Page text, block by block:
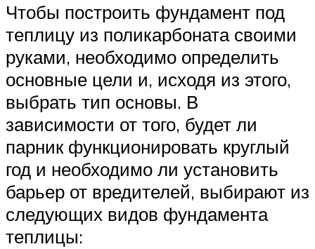
Чтобы построить фундамент под
теплицу из поликарбоната своими
руками, необходимо определить
основные цели и, исходя из этого,
выбрать тип основы. В
зависимости от того, будет ли
парник функционировать круглый
год и необходимо ли установить
барьер от вредителей, выбирают из
следующих видов фундамента
теплицы: